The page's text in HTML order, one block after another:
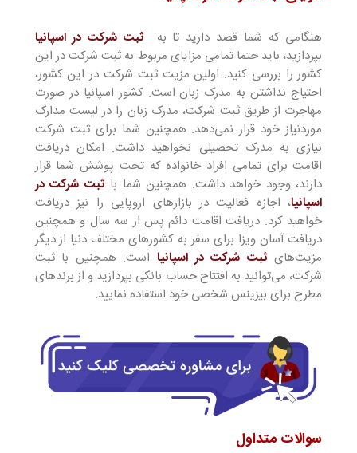
هنگامی که شما قصد دارید تا به
ثبت شرکت در اسپانیا
بپردازید، باید حتما تمامی مزایای مربوط به ثبت شرکت در این
کشور را بررسی کنید. اولین مزیت ثبت شرکت در این کشور،
احتیاج نداشتن به مدرک زبان است. کشور اسپانیا در صورت
مهاجرت از طریق ثبت شرکت، مدرک زبان را در لیست مدارک
موردنیاز خود قرار نمی‌دهد. همچنین شما برای ثبت شرکت
نیازی به مدرک تحصیلی نخواهید داشت. امکان دریافت
اقامت برای تمامی افراد خانواده که تحت پوشش شما قرار
دارند، وجود خواهد داشت. همچنین شما با ثبت شرکت در
اسپانیا، اجازه فعالیت در بازارهای اروپایی را نیز دریافت
خواهید کرد. دریافت اقامت دائم پس از سه سال و همچنین
دریافت آسان ویزا برای سفر به کشورهای مختلف دنیا از دیگر
مزیت‌هایثبت شرکت در اسپانیا است. همچنین با ثبت
شرکت، می‌توانید به افتتاح حساب بانکی بپردازید و از برند‌های
مطرح برای بیزینس شخصی خود استفاده نمایید.
سوالات متداول